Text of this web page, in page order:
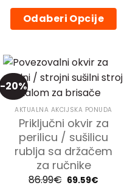
40.99€
through
63.99€
Odaberi Opcije
ima
više
varijanti.
se
mogu
odabrati
na
stranici
proizvoda
-20%
AKTUALNA AKCIJSKA PONUDA
Priključni okvir za
perilicu / sušilicu
rublja sa držačem
za ručnike
86.99€ Izvorna
cijena
69.59€